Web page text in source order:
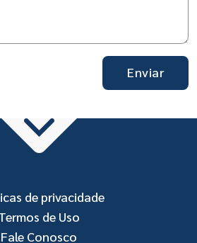
Enviar
de privacidade
de Uso
Fale Conosco